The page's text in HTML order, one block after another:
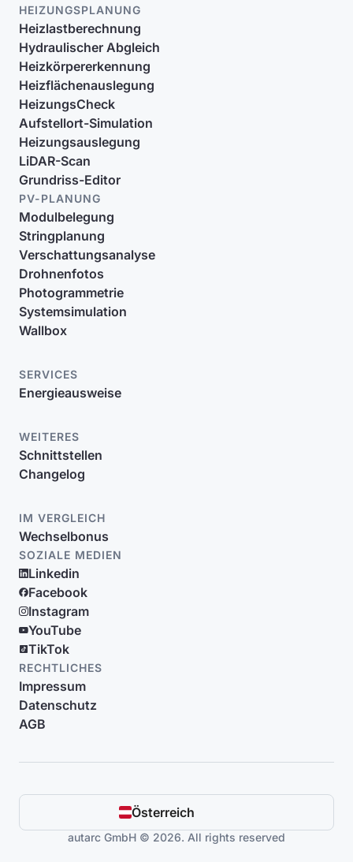
HEIZUNGSPLANUNG
Heizlastberechnung
Hydraulischer Abgleich
Heizkörpererkennung
Heizflächenauslegung
HeizungsCheck
Aufstellort-Simulation
Heizungsauslegung
LiDAR-Scan
Grundriss-Editor
PV-PLANUNG
Modulbelegung
Stringplanung
Verschattungsanalyse
Drohnenfotos
Photogrammetrie
Systemsimulation
Wallbox
SERVICES
Energieausweise
WEITERES
Schnittstellen
Changelog
IM VERGLEICH
Wechselbonus
SOZIALE MEDIEN
Linkedin
Facebook
Instagram
YouTube
TikTok
RECHTLICHES
Impressum
Datenschutz
AGB
Österreich
autarc GmbH © 2026. All rights reserved